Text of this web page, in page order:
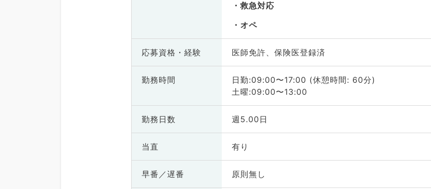
救急対応
オペ
応募資格・ 経験 医師免許、保険医登録済
勤務時間
日勤:09:00〜17:00 (休憩時間: 60分)
土曜:09:00〜13:00
勤務日数 週5.00日
当直 有り
早番／遅番 原則無し